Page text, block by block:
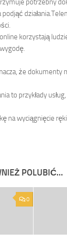
potrzebny
korzystają
że dokumenty
to przykłady
na wyciągnięcie
POLUBIĆ…
0